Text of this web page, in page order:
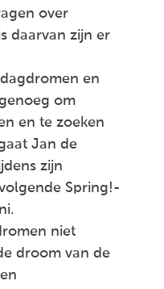
over
daarvan zijn er
en
om
en te zoeken
Jan de
zijn
Spring!-
niet
droom van de